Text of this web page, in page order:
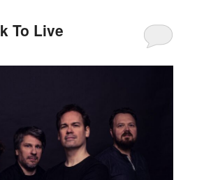
To Live